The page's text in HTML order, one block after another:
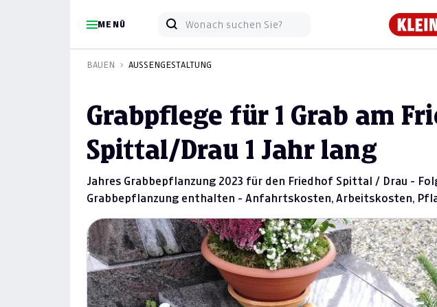
MENÜ
BAUEN
AUSSENGESTALTUNG
Grabpflege für 1 Grab am
Spittal/Drau 1 Jahr lang
Jahres Grabbepflanzung 2023 für den Friedhof Spittal / Drau -
Grabbepflanzung enthalten - Anfahrtskosten, Arbeitskosten,